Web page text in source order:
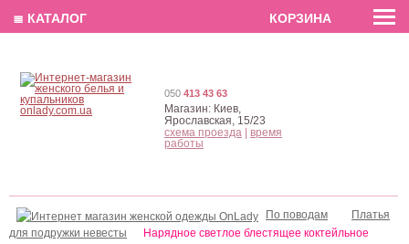
EN РУС
По поводам
Платья
для подружки невесты
Нарядное светлое блестящее коктейльное
050 413 43 63
Магазин: Киев,
Ярославская, 15/23
схема проезда
время
работы
≣ КАТАЛОГ КОРЗИНА